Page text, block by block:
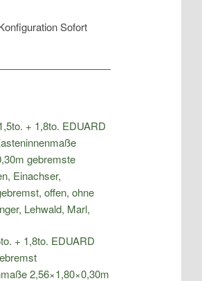
Sofort
+ 1,8to. EDUARD
2,56×1,80×0,30m